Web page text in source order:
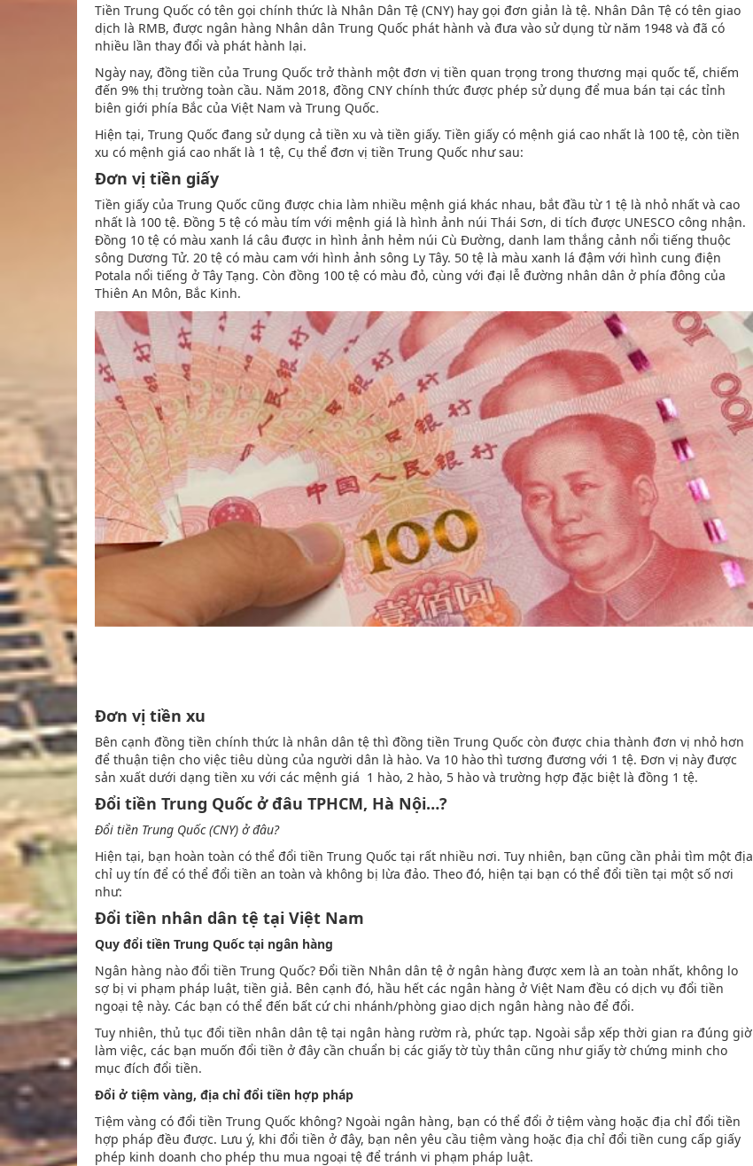
Tiền Trung Quốc có tên gọi chính thức là Nhân Dân Tệ (CNY) hay gọi đơn giản là tệ. Nhân Dân Tệ có tên giao
dịch là RMB, được ngân hàng Nhân dân Trung Quốc phát hành và đưa vào sử dụng từ năm 1948 và đã có
nhiều lần thay đổi và phát hành lại.
Ngày nay, đồng tiền của Trung Quốc trở thành một đơn vị tiền quan trọng trong thương mại quốc tế, chiếm
đến 9% thị trường toàn cầu. Năm 2018, đồng CNY chính thức được phép sử dụng để mua bán tại các tỉnh
biên giới phía Bắc của Việt Nam và Trung Quốc.
Hiện tại, Trung Quốc đang sử dụng cả tiền xu và tiền giấy. Tiền giấy có mệnh giá cao nhất là 100 tệ, còn tiền
xu có mệnh giá cao nhất là 1 tệ, Cụ thể đơn vị tiền Trung Quốc như sau:
Đơn vị tiền giấy
Tiền giấy của Trung Quốc cũng được chia làm nhiều mệnh giá khác nhau, bắt đầu từ 1 tệ là nhỏ nhất và cao
nhất là 100 tệ. Đồng 5 tệ có màu tím với mệnh giá là hình ảnh núi Thái Sơn, di tích được UNESCO công nhận.
Đồng 10 tệ có màu xanh lá câu được in hình ảnh hẻm núi Cù Đường, danh lam thắng cảnh nổi tiếng thuộc
sông Dương Tử. 20 tệ có màu cam với hình ảnh sông Ly Tây. 50 tệ là màu xanh lá đậm với hình cung điện
Potala nổi tiếng ở Tây Tạng. Còn đồng 100 tệ có màu đỏ, cùng với đại lễ đường nhân dân ở phía đông của
Thiên An Môn, Bắc Kinh.
Đơn vị tiền xu
Bên cạnh đồng tiền chính thức là nhân dân tệ thì đồng tiền Trung Quốc còn được chia thành đơn vị nhỏ hơn
để thuận tiện cho việc tiêu dùng của người dân là hào. Va 10 hào thì tương đương với 1 tệ. Đơn vị này được
sản xuất dưới dạng tiền xu với các mệnh giá 1 hào, 2 hào, 5 hào và trường hợp đặc biệt là đồng 1 tệ.
Đổi tiền Trung Quốc ở đâu TPHCM, Hà Nội…?
Đổi tiền Trung Quốc (CNY) ở đâu?
Hiện tại, bạn hoàn toàn có thể đổi tiền Trung Quốc tại rất nhiều nơi. Tuy nhiên, bạn cũng cần phải tìm một địa
chỉ uy tín để có thể đổi tiền an toàn và không bị lừa đảo. Theo đó, hiện tại bạn có thể đổi tiền tại một số nơi
như:
Đổi tiền nhân dân tệ tại Việt Nam
Quy đổi tiền Trung Quốc tại ngân hàng
Ngân hàng nào đổi tiền Trung Quốc? Đổi tiền Nhân dân tệ ở ngân hàng được xem là an toàn nhất, không lo
sợ bị vi phạm pháp luật, tiền giả. Bên cạnh đó, hầu hết các ngân hàng ở Việt Nam đều có dịch vụ đổi tiền
ngoại tệ này. Các bạn có thể đến bất cứ chi nhánh/phòng giao dịch ngân hàng nào để đổi.
Tuy nhiên, thủ tục đổi tiền nhân dân tệ tại ngân hàng rườm rà, phức tạp. Ngoài sắp xếp thời gian ra đúng giờ
làm việc, các bạn muốn đổi tiền ở đây cần chuẩn bị các giấy tờ tùy thân cũng như giấy tờ chứng minh cho
mục đích đổi tiền.
Đổi ở tiệm vàng, địa chỉ đổi tiền hợp pháp
Tiệm vàng có đổi tiền Trung Quốc không? Ngoài ngân hàng, bạn có thể đổi ở tiệm vàng hoặc địa chỉ đổi tiền
hợp pháp đều được. Lưu ý, khi đổi tiền ở đây, bạn nên yêu cầu tiệm vàng hoặc địa chỉ đổi tiền cung cấp giấy
phép kinh doanh cho phép thu mua ngoại tệ để tránh vi phạm pháp luật.